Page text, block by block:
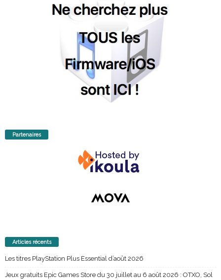
Partenaires
Articles récents
Les titres PlayStation Plus Essential d’août 2026
Jeux gratuits Epic Games Store du 30 juillet au 6 août 2026 : OTXO, Sol